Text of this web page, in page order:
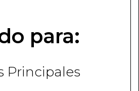
para:
Principales